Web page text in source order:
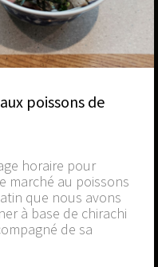
poissons de
horaire pour
marché au poissons
que nous avons
à base de chirachi
de sa